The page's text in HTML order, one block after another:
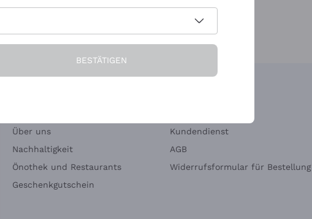
in 3 Raten
Über uns
Nachhaltigkeit
Önothek und Restaurants
Geschenkgutschein
Kundendienst
AGB
Widerrufsformular für Bestellung
BESTÄTIGEN